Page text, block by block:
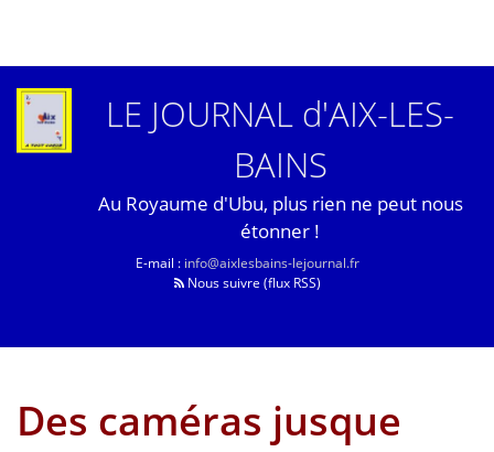
LE JOURNAL d'AIX-LES-
BAINS
Au Royaume d'Ubu, plus rien ne peut nous
étonner !
E-mail : info@aixlesbains-lejournal.fr
Nous suivre (flux RSS)
Des caméras jusque